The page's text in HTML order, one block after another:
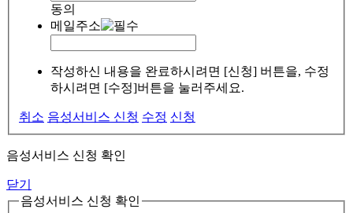
동의
메일주소
작성하신 내용을 완료하시려면 [신청] 버튼을, 수정
하시려면 [수정]버튼을 눌러주세요.
취소 음성서비스 신청 수정 신청
음성서비스 신청 확인
닫기
음성서비스 신청 확인